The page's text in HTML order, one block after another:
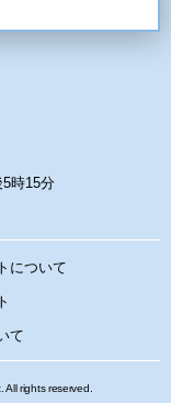
時15分
について
て
rights reserved.